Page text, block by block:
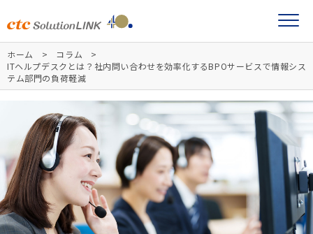
ホーム
コラム
ITヘルプデスクとは？社内問い合わせを効率化するBPOサービスで情報シス
テム部門の負荷軽減